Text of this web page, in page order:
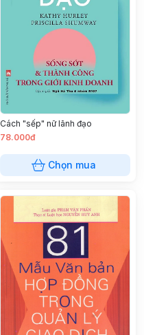
Cách "sếp" nữ lãnh đạo
78.000đ
Chọn mua